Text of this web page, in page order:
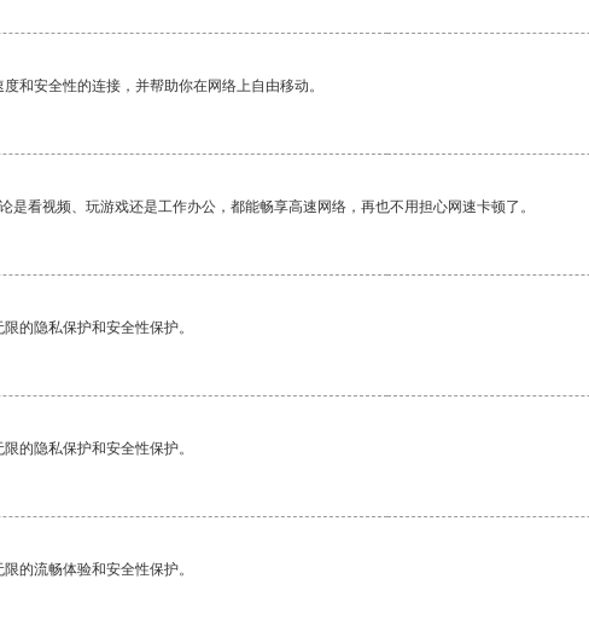
和安全性的连接，并帮助你在网络上自由移动。
看视频、玩游戏还是工作办公，都能畅享高速网络，再也不用担心网速卡顿了。
的隐私保护和安全性保护。
的隐私保护和安全性保护。
的流畅体验和安全性保护。